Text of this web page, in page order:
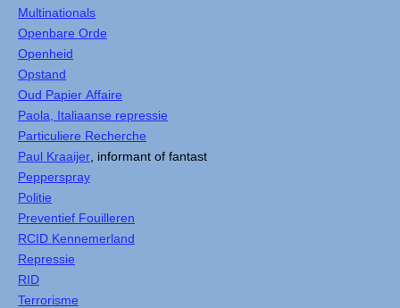
Multinationals
Openbare Orde
Openheid
Opstand
Oud Papier Affaire
Paola, Italiaanse repressie
Particuliere Recherche
Paul Kraaijer , informant of fantast
Pepperspray
Politie
Preventief Fouilleren
RCID Kennemerland
Repressie
RID
Terrorisme